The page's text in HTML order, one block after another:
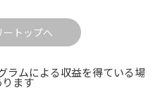
ートップへ
ラムによる収益を得ている場
ます